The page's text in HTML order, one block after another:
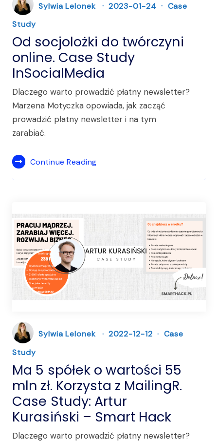
Sylwia Lelonek 2023-01-24
Case
Study
Od socjolożki do twórczyni
online. Case Study
InSocialMedia
Dlaczego warto prowadzić płatny newsletter?
Marzena Motyczka opowiada, jak zacząć
prowadzić płatny newsletter i na tym
zarabiać.
Continue Reading
Sylwia Lelonek 2022-12-12
Case
Study
Ma 5 spółek o wartości 55
mln zł. Korzysta z MailingR.
Case Study: Artur
Kurasiński – Smart Hack
Dlaczego warto prowadzić płatny newsletter?